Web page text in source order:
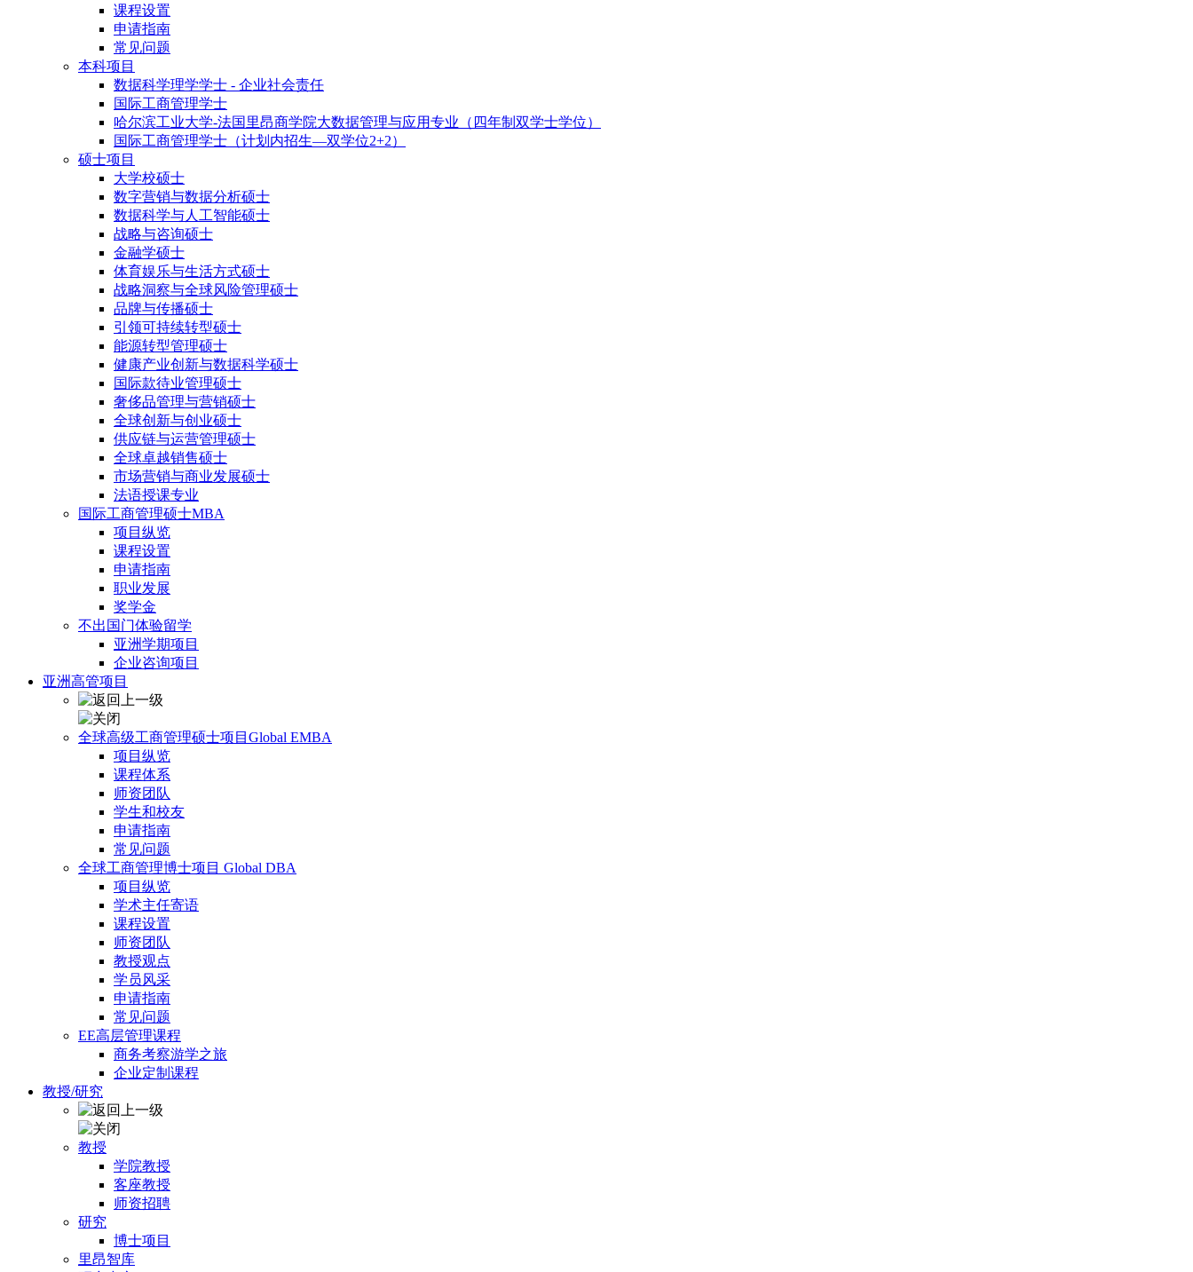
课程设置
申请指南
常见问题
本科项目
数据科学理学学士 - 企业社会责任
国际工商管理学士
哈尔滨工业大学-法国里昂商学院大数据管理与应用专业（四年制双学士学位）
国际工商管理学士（计划内招生—双学位2+2）
硕士项目
大学校硕士
数字营销与数据分析硕士
数据科学与人工智能硕士
战略与咨询硕士
金融学硕士
体育娱乐与生活方式硕士
战略洞察与全球风险管理硕士
品牌与传播硕士
引领可持续转型硕士
能源转型管理硕士
健康产业创新与数据科学硕士
国际款待业管理硕士
奢侈品管理与营销硕士
全球创新与创业硕士
供应链与运营管理硕士
全球卓越销售硕士
市场营销与商业发展硕士
法语授课专业
国际工商管理硕士MBA
项目纵览
课程设置
申请指南
职业发展
奖学金
不出国门体验留学
亚洲学期项目
企业咨询项目
亚洲高管项目
全球高级工商管理硕士项目Global EMBA
项目纵览
课程体系
师资团队
学生和校友
申请指南
常见问题
全球工商管理博士项目 Global DBA
项目纵览
学术主任寄语
课程设置
师资团队
教授观点
学员风采
申请指南
常见问题
EE高层管理课程
商务考察游学之旅
企业定制课程
教授/研究
教授
学院教授
客座教授
师资招聘
研究
博士项目
里昂智库